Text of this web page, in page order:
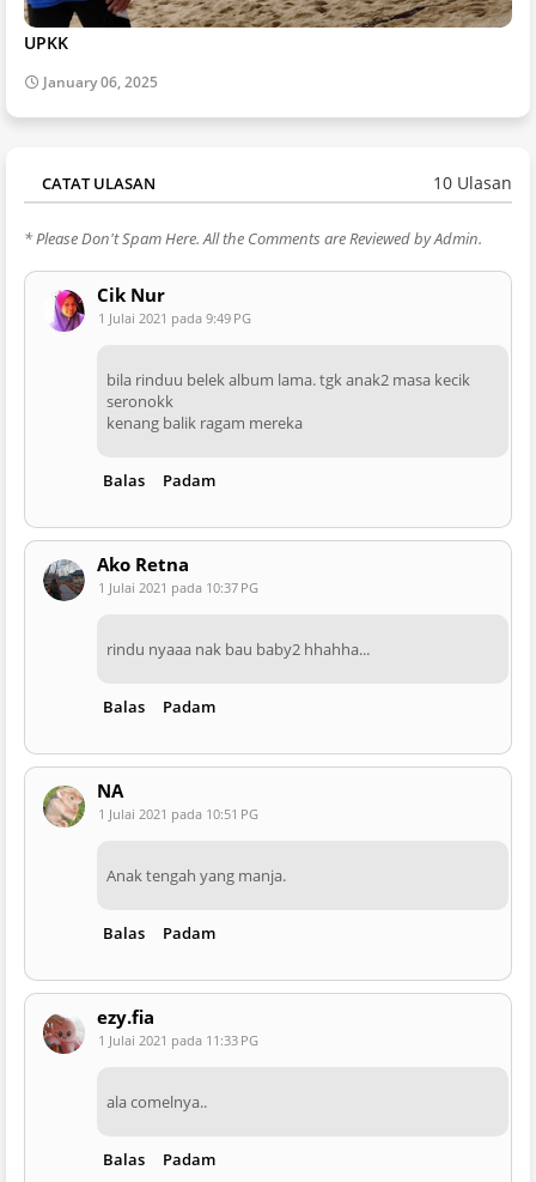
UPKK
January 06, 2025
CATAT ULASAN 10 Ulasan
* Please Don't Spam Here. All the Comments are Reviewed by Admin.
Cik Nur
1 Julai 2021 pada 9:49 PG
bila rinduu belek album lama. tgk anak2 masa kecik
seronokk
kenang balik ragam mereka
Balas Padam
Ako Retna
1 Julai 2021 pada 10:37 PG
rindu nyaaa nak bau baby2 hhahha...
Balas Padam
NA
1 Julai 2021 pada 10:51 PG
Anak tengah yang manja.
Balas Padam
ezy.fia
1 Julai 2021 pada 11:33 PG
ala comelnya..
Balas Padam